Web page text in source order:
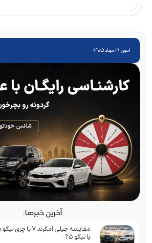
امروز: 16 مرداد 1405
آخرین خبرها:
یا تیگو 5؟